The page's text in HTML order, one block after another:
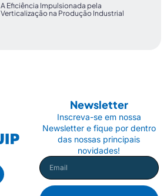
A Eficiência Impulsionada pela
Verticalização na Produção Industrial
Newsletter
Inscreva-se em nossa
Newsletter e fique por dentro
das nossas principais
novidades!